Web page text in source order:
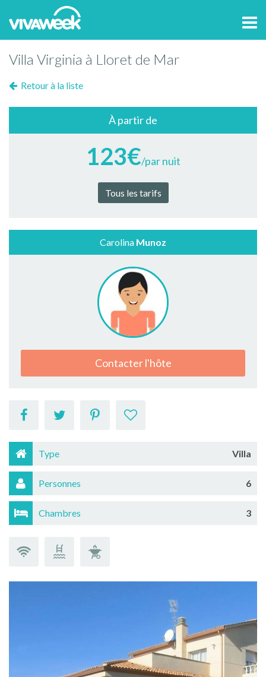
Villa Virginia à Lloret de Mar
Retour à la liste
À partir de
123€/par nuit
Tous les tarifs
Carolina Munoz
Contacter l'hôte
Type Villa
Personnes 6
Chambres 3